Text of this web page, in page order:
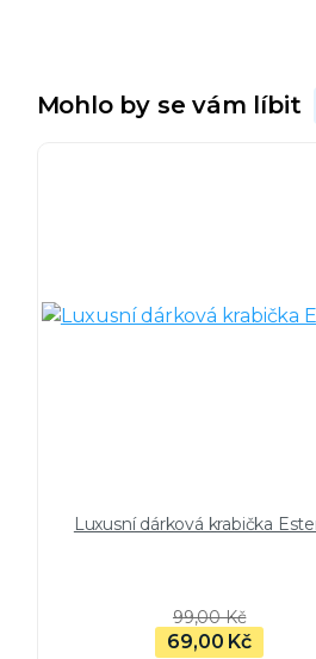
Mohlo by se vám líbit
Luxusní dárková krabička
99,00 Kč
69,00 Kč